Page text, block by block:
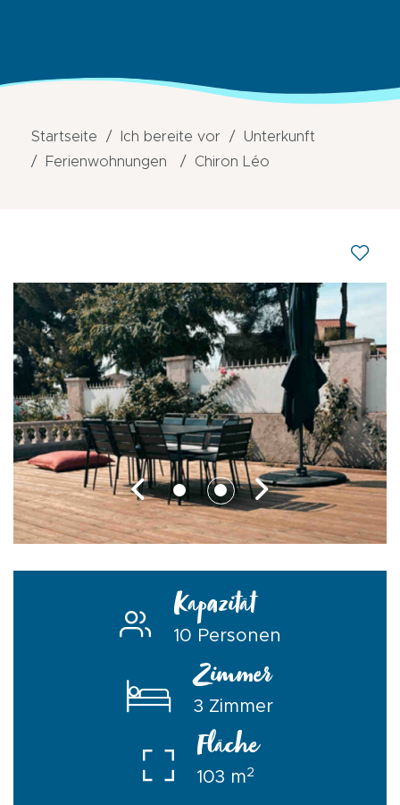
Startseite Ich bereite vor
Unterkunft
Ferienwohnungen
Chiron Léo
Kapazität
10 Personen
Zimmer
3 Zimmer
Fläche
103 m2